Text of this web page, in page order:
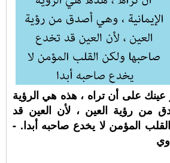
عينك على أن تراه ، هذه هي الرؤية
من رؤية العين ، لأن العين قد
المؤمن لا يخدع صاحبه أبدا. -